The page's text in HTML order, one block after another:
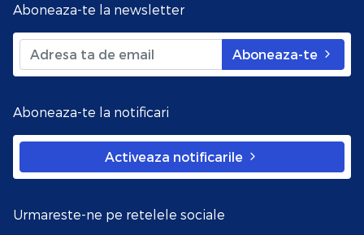
Aboneaza-te la newsletter
Aboneaza-te
Aboneaza-te la notificari
Activeaza notificarile
Urmareste-ne pe retelele sociale